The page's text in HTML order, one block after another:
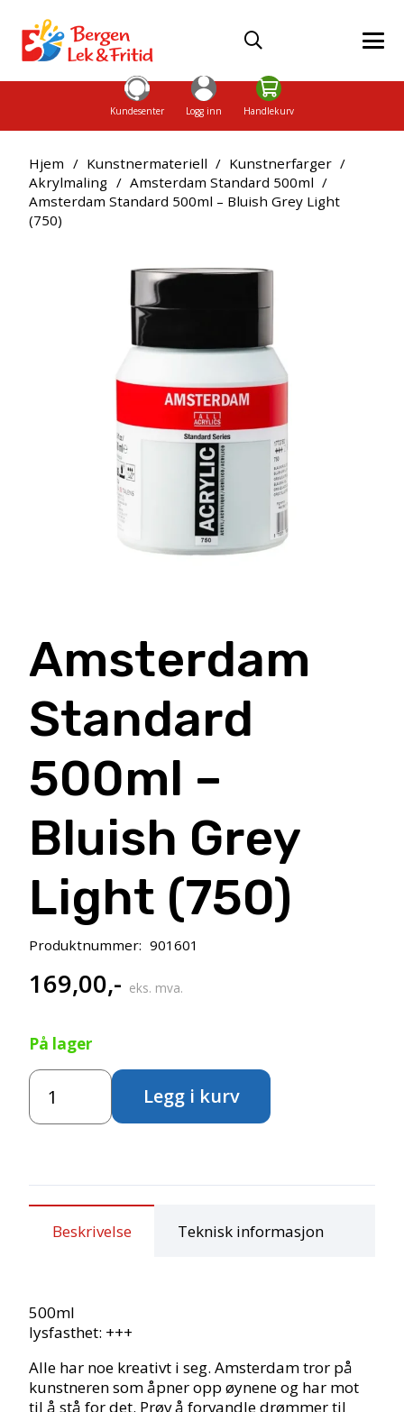
Kundesenter Logg inn Handlekurv
Hjem / Kunstnermateriell / Kunstnerfarger /
Akrylmaling / Amsterdam Standard 500ml /
Amsterdam Standard 500ml – Bluish Grey Light
(750)
Amsterdam
Standard
500ml –
Bluish Grey
Light (750)
Produktnummer: 901601
169,00,- eks. mva.
På lager
Amsterdam
Standard
500ml
antall
Legg i kurv
Beskrivelse Teknisk informasjon
500ml
lysfasthet: +++
Alle har noe kreativt i seg. Amsterdam tror på
kunstneren som åpner opp øynene og har mot
til å stå for det. Prøv å forvandle drømmer til